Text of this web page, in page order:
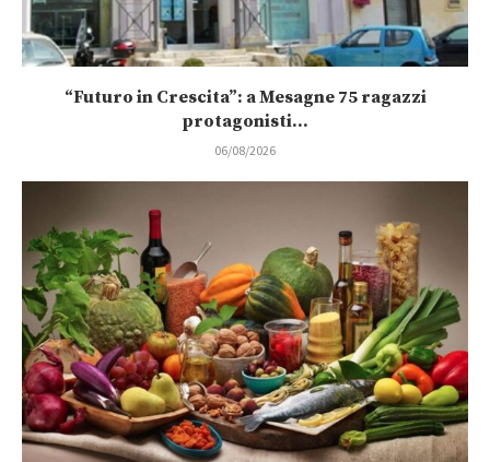
“Futuro in Crescita”: a Mesagne 75 ragazzi
protagonisti...
06/08/2026